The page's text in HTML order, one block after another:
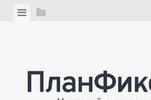
ViewView